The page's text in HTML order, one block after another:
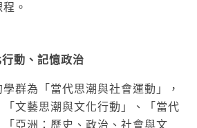
。
動、記憶政治
群為「當代思潮與社會運動」，
文藝思潮與文化行動」、「當代
亞洲：歷史、政治、社會與文